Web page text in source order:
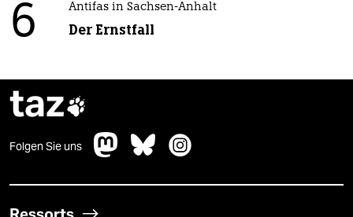
6 Antifas in Sachsen-Anhalt
Der Ernstfall
taz
Folgen Sie uns